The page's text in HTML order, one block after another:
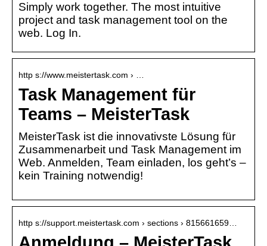
Simply work together. The most intuitive
project and task management tool on the
web. Log In.
http s://www.meistertask.com › …
Task Management für
Teams – MeisterTask
MeisterTask ist die innovativste Lösung für
Zusammenarbeit und Task Management im
Web. Anmelden, Team einladen, los geht’s –
kein Training notwendig!
http s://support.meistertask.com › sections › 815661659…